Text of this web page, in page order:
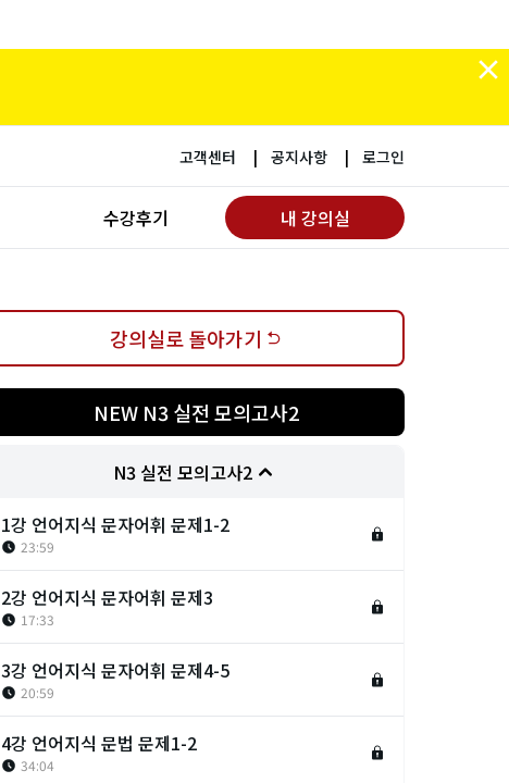
고객센터 공지사항 로그인
수강후기 내 강의실
강의실로 돌아가기
NEW N3 실전 모의고사2
N3 실전 모의고사2
1강 언어지식 문자어휘 문제1-2
23:59
2강 언어지식 문자어휘 문제3
17:33
3강 언어지식 문자어휘 문제4-5
20:59
4강 언어지식 문법 문제1-2
34:04